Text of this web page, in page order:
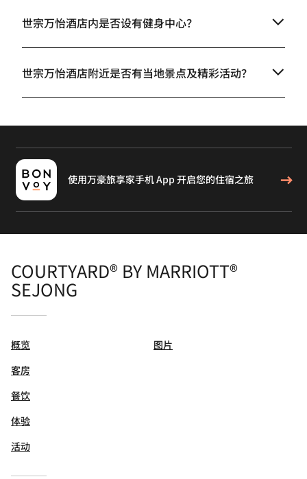
世宗万怡酒店内是否设有健身中心？
世宗万怡酒店附近是否有当地景点及精彩活动？
使用万豪旅享家手机 App 开启您的住宿之旅
COURTYARD® BY MARRIOTT®
SEJONG
概览
客房
餐饮
体验
活动
图片